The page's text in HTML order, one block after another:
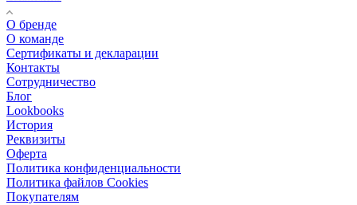
О бренде
О команде
Сертификаты и декларации
Контакты
Сотрудничество
Блог
Lookbooks
История
Реквизиты
Оферта
Политика конфиденциальности
Политика файлов Cookies
Покупателям